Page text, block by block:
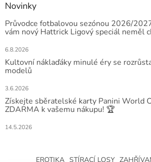
Novinky
Průvodce fotbalovou sezónou 2026/
vám nový Hattrick Ligový speciál neměl
6.8.2026
Kultovní náklaďáky minulé éry se
modelů
3.6.2026
Získejte sběratelské karty Panini World
ZDARMA k vašemu nákupu! 🏆
14.5.2026
EROTIKA STÍRACÍ LOSY